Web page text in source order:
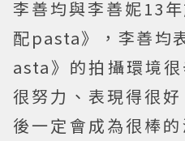
李善均與李善妮13
配pasta》，李善均
asta》的拍攝環境
很努力、表現得很
後一定會成為很棒